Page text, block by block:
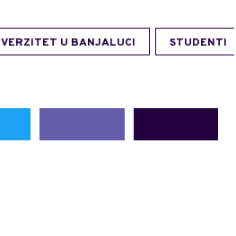
U BANJALUCI STUDENTI